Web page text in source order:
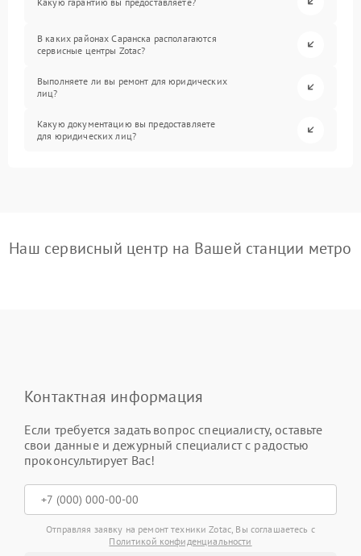
В каких районах Саранска располагаются
сервисные центры Zotac?
Выполняете ли вы ремонт для юридических
лиц?
Какую документацию вы предоставляете
для юридических лиц?
Наш сервисный центр на Вашей станции метро
Контактная информация
Если требуется задать вопрос специалисту, оставьте
свои данные и дежурный специалист с радостью
проконсультирует Вас!
Отправляя заявку на ремонт техники Zotac, Вы соглашаетесь с
Политикой конфиденциальности